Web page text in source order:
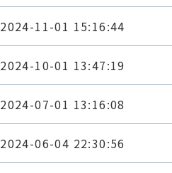
2024-11-01 15:16:44
2024-10-01 13:47:19
2024-07-01 13:16:08
2024-06-04 22:30:56